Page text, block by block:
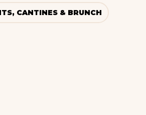
CANTINES & BRUNCH